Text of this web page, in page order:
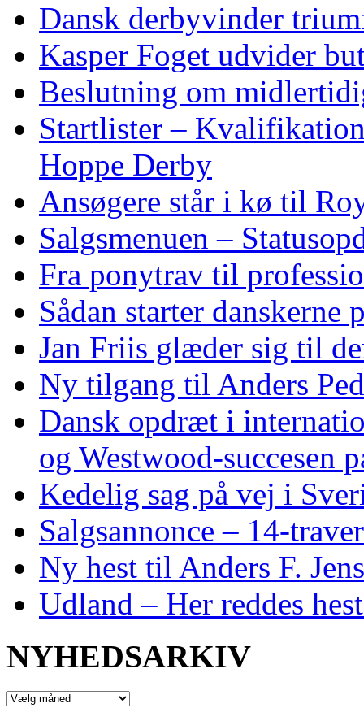
Dansk derbyvinder
Kasper Foget udvider
Beslutning om
Startlister –
Hoppe Derby
Ansøgere står i kø til
Salgsmenuen –
Fra ponytrav til
Sådan starter danskerne
Jan Friis glæder sig til
Ny tilgang til Anders
Dansk opdræt i
og Westwood‑succesen
Kedelig sag på vej i
Salgsannonce –
Ny hest til Anders F.
Udland – Her reddes
NYHEDSARKIV
NYHEDSARKIV